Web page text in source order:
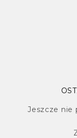
Jeszcze nie